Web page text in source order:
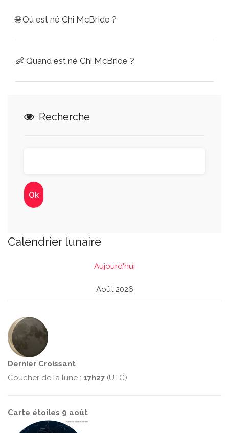
🌐Où est né Chi McBride ?
👶 Quand est né Chi McBride ?
Recherche
Calendrier lunaire
Aujourd'hui
Août 2026
Dernier Croissant
Coucher de la lune : 17h27 (UTC)
Carte étoiles 9 août